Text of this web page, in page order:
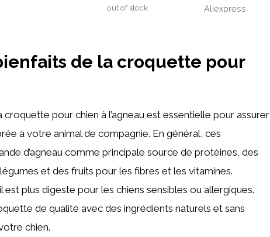
out of stock Aliexpress
de la croquette pour
pour chien à l’agneau est essentielle pour assurer
à votre animal de compagnie. En général, ces
d’agneau comme principale source de protéines, des
et des fruits pour les fibres et les vitamines.
est plus digeste pour les chiens sensibles ou allergiques.
de qualité avec des ingrédients naturels et sans
chien.